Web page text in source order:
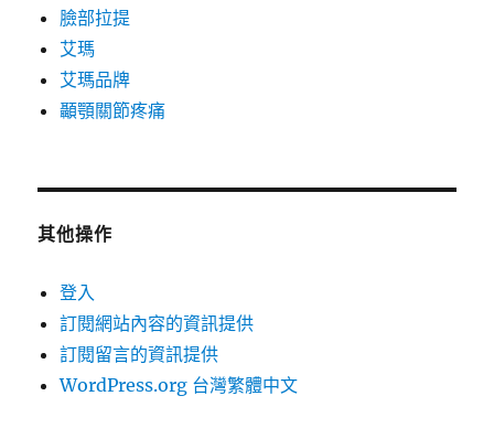
臉部拉提
艾瑪
艾瑪品牌
顳顎關節疼痛
其他操作
登入
訂閱網站內容的資訊提供
訂閱留言的資訊提供
WordPress.org 台灣繁體中文